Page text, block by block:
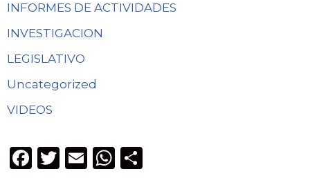
INFORMES DE ACTIVIDADES
INVESTIGACION
LEGISLATIVO
Uncategorized
VIDEOS
F
T
E
W